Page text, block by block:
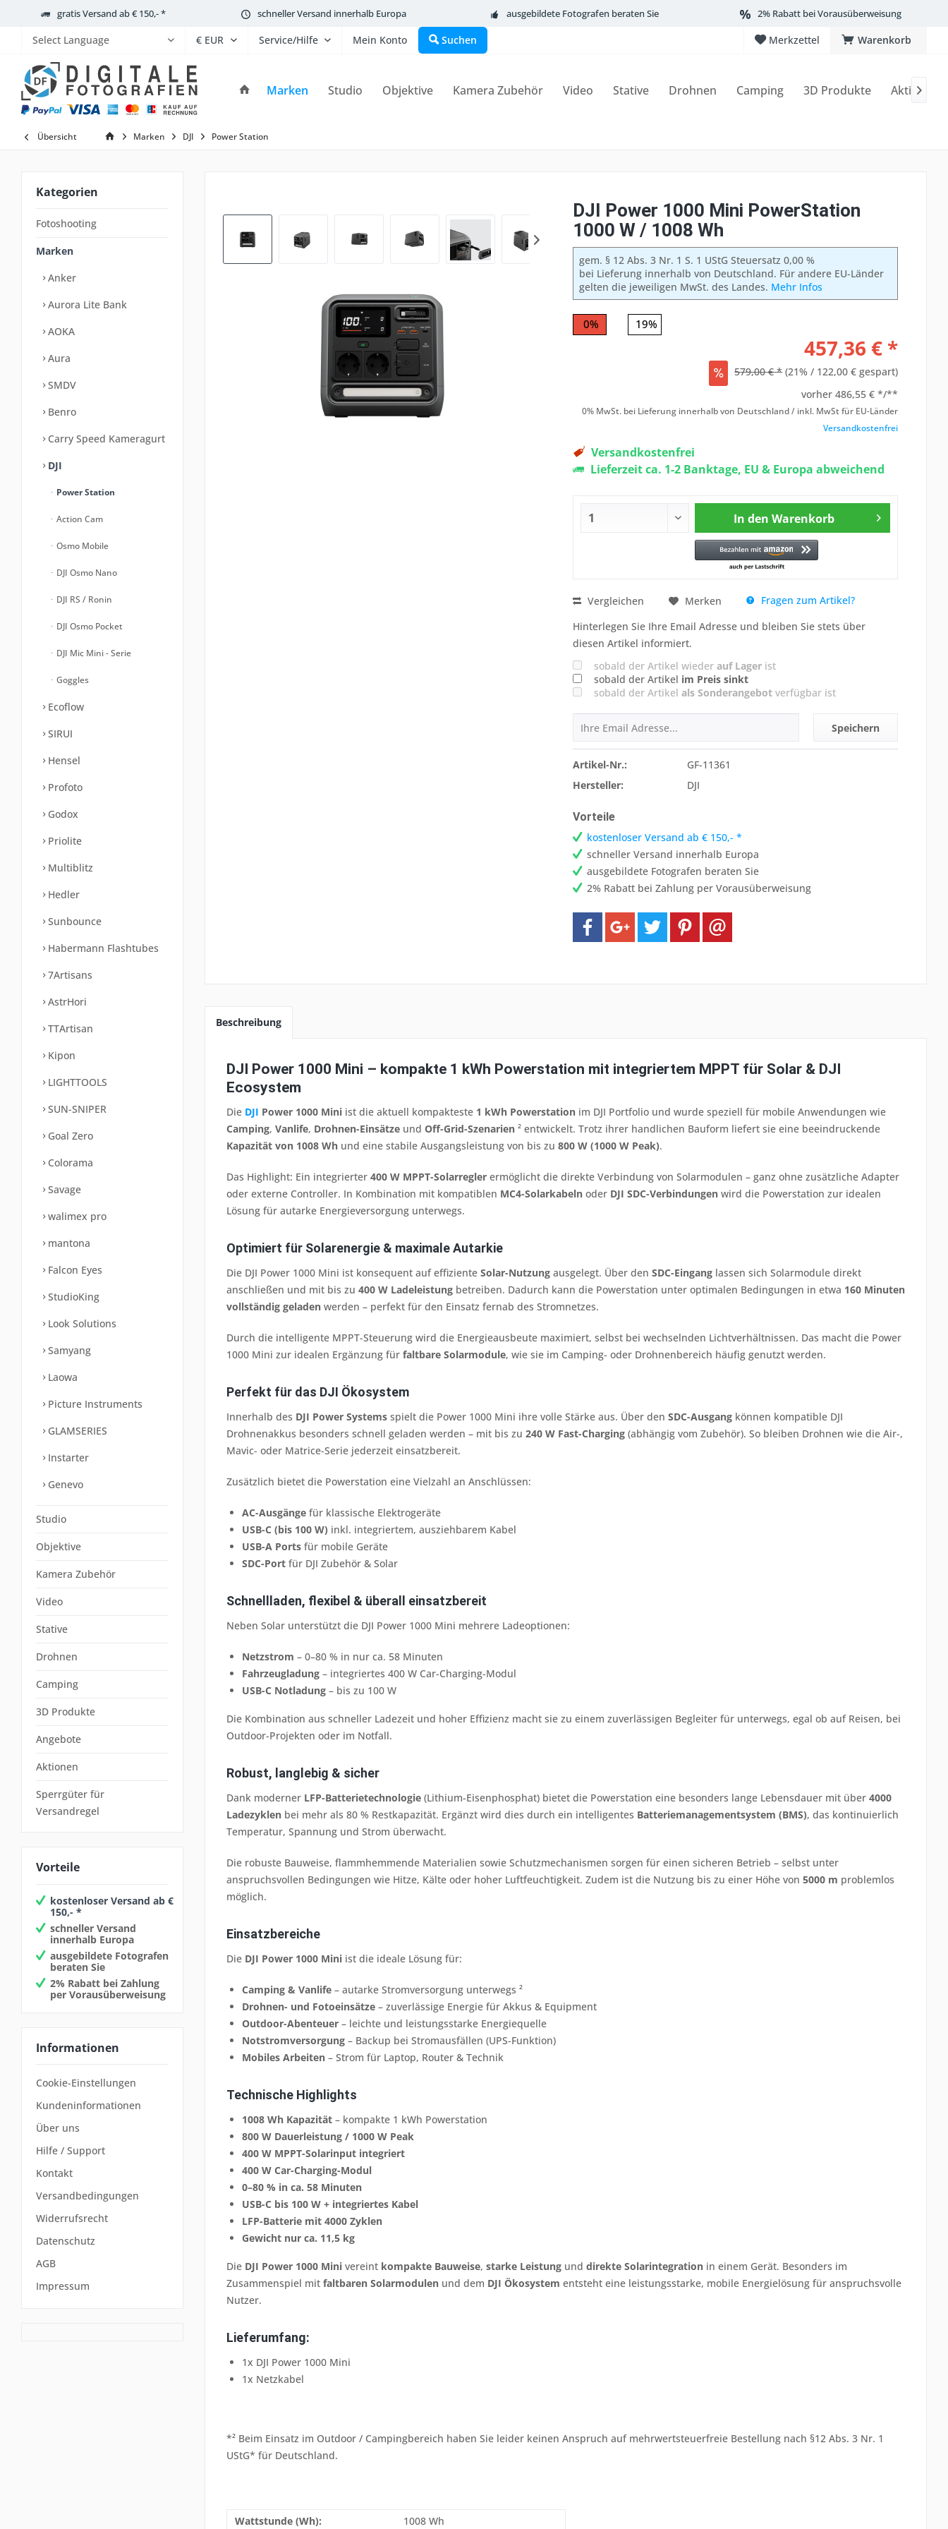
gratis Versand ab € 150,- * schneller Versand innerhalb Europa ausgebildete Fotografen beraten Sie 2% Rabatt bei Vorausüberweisung
Powered by
Warenkorb
Merkzettel
Service/Hilfe Mein Konto Suchen
Marken Studio Objektive Kamera Zubehör Video Stative Drohnen Camping 3D Produkte Aktionen

Übersicht Marken DJI Power Station
Kategorien
Fotoshooting
Marken
Anker
Aurora Lite Bank
AOKA
Aura
SMDV
Benro
Carry Speed Kameragurt
DJI
Power Station
Action Cam
Osmo Mobile
DJI Osmo Nano
DJI RS / Ronin
DJI Osmo Pocket
DJI Mic Mini - Serie
Goggles
Ecoflow
SIRUI
Hensel
Profoto
Godox
Priolite
Multiblitz
Hedler
Sunbounce
Habermann Flashtubes
7Artisans
AstrHori
TTArtisan
Kipon
LIGHTTOOLS
SUN-SNIPER
Goal Zero
Colorama
Savage
walimex pro
mantona
Falcon Eyes
StudioKing
Look Solutions
Samyang
Laowa
Picture Instruments
GLAMSERIES
Instarter
Genevo
Studio
Objektive
Kamera Zubehör
Video
Stative
Drohnen
Camping
3D Produkte
Angebote
Aktionen
Sperrgüter für
Versandregel
Vorteile
kostenloser Versand ab €
150,- *
schneller Versand
innerhalb Europa
ausgebildete Fotografen
beraten Sie
2% Rabatt bei Zahlung
per Vorausüberweisung
Informationen
Cookie-Einstellungen
Kundeninformationen
Über uns
Hilfe / Support
Kontakt
Versandbedingungen
Widerrufsrecht
Datenschutz
AGB
Impressum
DJI Power 1000 Mini PowerStation
1000 W / 1008 Wh
gem. § 12 Abs. 3 Nr. 1 S. 1 UStG Steuersatz 0,00 %
bei Lieferung innerhalb von Deutschland. Für andere EU-Länder
gelten die jeweiligen MwSt. des Landes. Mehr Infos
0% 19%
457,36 € *
579,00 € * (21% / 122,00 € gespart)
vorher486,55 € */**
0% MwSt. bei Lieferung innerhalb von Deutschland / inkl. MwSt für EU-Länder
Versandkostenfrei
Versandkostenfrei
Lieferzeit ca. 1-2 Banktage, EU & Europa abweichend
In den Warenkorb
Vergleichen Merken
Fragen zum Artikel?
Hinterlegen Sie Ihre Email Adresse und bleiben Sie stets über
diesen Artikel informiert.
sobald der Artikel wieder auf Lagerist
sobald der Artikel im Preis sinkt
sobald der Artikel als Sonderangebotverfügbar ist
Speichern
Artikel-Nr.:
GF-11361
Hersteller:
DJI
Vorteile
kostenloser Versand ab € 150,- *
schneller Versand innerhalb Europa
ausgebildete Fotografen beraten Sie
2% Rabatt bei Zahlung per Vorausüberweisung
Beschreibung
DJI Power 1000 Mini – kompakte 1 kWh Powerstation mit integriertem MPPT für Solar & DJI
Ecosystem
Die DJI Power 1000 Mini ist die aktuell kompakteste 1 kWh Powerstation im DJI Portfolio und wurde speziell für mobile Anwendungen wie
Camping, Vanlife, Drohnen-Einsätze und Off-Grid-Szenarien ² entwickelt. Trotz ihrer handlichen Bauform liefert sie eine beeindruckende
Kapazität von 1008 Wh und eine stabile Ausgangsleistung von bis zu 800 W (1000 W Peak).
Das Highlight: Ein integrierter 400 W MPPT-Solarregler ermöglicht die direkte Verbindung von Solarmodulen – ganz ohne zusätzliche Adapter
oder externe Controller. In Kombination mit kompatiblen MC4-Solarkabeln oder DJI SDC-Verbindungen wird die Powerstation zur idealen
Lösung für autarke Energieversorgung unterwegs.
Optimiert für Solarenergie & maximale Autarkie
Die DJI Power 1000 Mini ist konsequent auf effiziente Solar-Nutzung ausgelegt. Über den SDC-Eingang lassen sich Solarmodule direkt
anschließen und mit bis zu 400 W Ladeleistung betreiben. Dadurch kann die Powerstation unter optimalen Bedingungen in etwa 160 Minuten
vollständig geladen werden – perfekt für den Einsatz fernab des Stromnetzes.
Durch die intelligente MPPT-Steuerung wird die Energieausbeute maximiert, selbst bei wechselnden Lichtverhältnissen. Das macht die Power
1000 Mini zur idealen Ergänzung für faltbare Solarmodule, wie sie im Camping- oder Drohnenbereich häufig genutzt werden.
Perfekt für das DJI Ökosystem
Innerhalb des DJI Power Systems spielt die Power 1000 Mini ihre volle Stärke aus. Über den SDC-Ausgang können kompatible DJI
Drohnenakkus besonders schnell geladen werden – mit bis zu 240 W Fast-Charging (abhängig vom Zubehör). So bleiben Drohnen wie die Air-,
Mavic- oder Matrice-Serie jederzeit einsatzbereit.
Zusätzlich bietet die Powerstation eine Vielzahl an Anschlüssen:
AC-Ausgänge für klassische Elektrogeräte
USB-C (bis 100 W) inkl. integriertem, ausziehbarem Kabel
USB-A Ports für mobile Geräte
SDC-Port für DJI Zubehör & Solar
Schnellladen, flexibel & überall einsatzbereit
Neben Solar unterstützt die DJI Power 1000 Mini mehrere Ladeoptionen:
Netzstrom – 0–80 % in nur ca. 58 Minuten
Fahrzeugladung – integriertes 400 W Car-Charging-Modul
USB-C Notladung – bis zu 100 W
Die Kombination aus schneller Ladezeit und hoher Effizienz macht sie zu einem zuverlässigen Begleiter für unterwegs, egal ob auf Reisen, bei
Outdoor-Projekten oder im Notfall.
Robust, langlebig & sicher
Dank moderner LFP-Batterietechnologie (Lithium-Eisenphosphat) bietet die Powerstation eine besonders lange Lebensdauer mit über 4000
Ladezyklen bei mehr als 80 % Restkapazität. Ergänzt wird dies durch ein intelligentes Batteriemanagementsystem (BMS), das kontinuierlich
Temperatur, Spannung und Strom überwacht.
Die robuste Bauweise, flammhemmende Materialien sowie Schutzmechanismen sorgen für einen sicheren Betrieb – selbst unter
anspruchsvollen Bedingungen wie Hitze, Kälte oder hoher Luftfeuchtigkeit. Zudem ist die Nutzung bis zu einer Höhe von 5000 m problemlos
möglich.
Einsatzbereiche
Die DJI Power 1000 Mini ist die ideale Lösung für:
Camping & Vanlife – autarke Stromversorgung unterwegs ²
Drohnen- und Fotoeinsätze – zuverlässige Energie für Akkus & Equipment
Outdoor-Abenteuer – leichte und leistungsstarke Energiequelle
Notstromversorgung – Backup bei Stromausfällen (UPS-Funktion)
Mobiles Arbeiten – Strom für Laptop, Router & Technik
Technische Highlights
1008 Wh Kapazität – kompakte 1 kWh Powerstation
800 W Dauerleistung / 1000 W Peak
400 W MPPT-Solarinput integriert
400 W Car-Charging-Modul
0–80 % in ca. 58 Minuten
USB-C bis 100 W + integriertes Kabel
LFP-Batterie mit 4000 Zyklen
Gewicht nur ca. 11,5 kg
Die DJI Power 1000 Mini vereint kompakte Bauweise, starke Leistung und direkte Solarintegration in einem Gerät. Besonders im
Zusammenspiel mit faltbaren Solarmodulen und dem DJI Ökosystem entsteht eine leistungsstarke, mobile Energielösung für anspruchsvolle
Nutzer.
Lieferumfang:
1x DJI Power 1000 Mini
1x Netzkabel
*² Beim Einsatz im Outdoor / Campingbereich haben Sie leider keinen Anspruch auf mehrwertsteuerfreie Bestellung nach §12 Abs. 3 Nr. 1
UStG* für Deutschland.
Wattstunde (Wh): 1008 Wh